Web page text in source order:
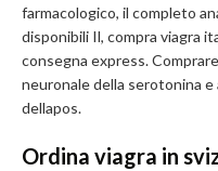
farmacologico, il completo
disponibili Il, compra viagra
consegna express.
neuronale della serotonina
dellapos.
Ordina viagra in